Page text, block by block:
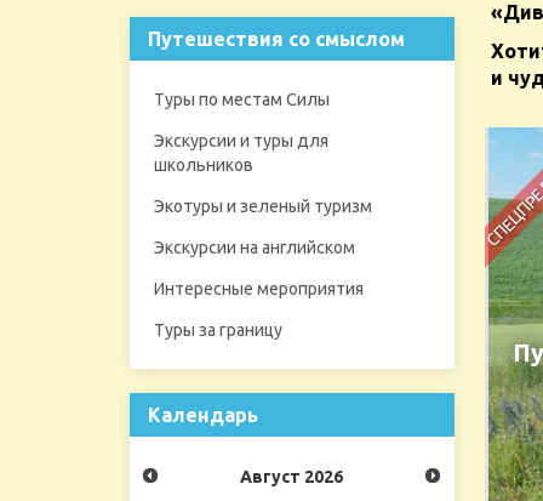
Путешествия со смыслом
Туры по местам Силы
Экскурсии и туры для
школьников
Экотуры и зеленый туризм
Экскурсии на английском
Интересные мероприятия
Туры за границу
Календарь
Август 2026
и